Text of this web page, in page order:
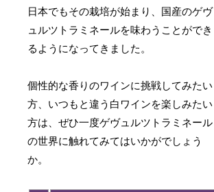
日本でもその栽培が始まり、国産のゲヴ
ュルツトラミネールを味わうことができ
るようになってきました。
個性的な香りのワインに挑戦してみたい
方、いつもと違う白ワインを楽しみたい
方は、ぜひ一度ゲヴュルツトラミネール
の世界に触れてみてはいかがでしょう
か。